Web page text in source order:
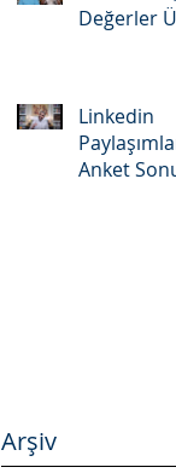
Değerler
Linkedin
Anket
Arşiv